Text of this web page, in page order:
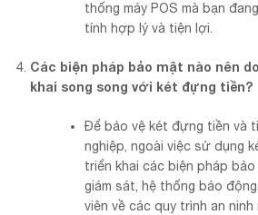
thống máy POS mà bạn
tính hợp lý và tiện lợi.
Các biện pháp bảo mật nào nên
khai song song với két đựng tiền?
Để bảo vệ két đựng tiền và
nghiệp, ngoài việc sử dụng
triển khai các biện pháp
giám sát, hệ thống báo
viên về các quy trình an ninh